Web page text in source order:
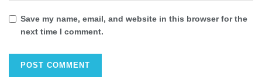
Save my name, email, and website in this browser for the
next time I comment.